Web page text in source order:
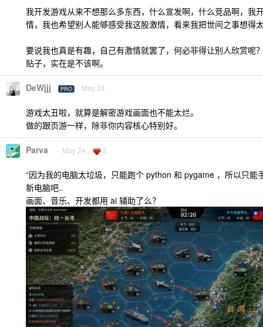
我开发游戏从来不想那么多东西，什么宣发啊，什么竞品啊，我
情，我也希望别人能够感受我这股激情，看来我把世间之事想得
要说我也真是有趣，自己有激情就罢了，何必非得让别人欣赏呢
贴子，实在是不该啊。
DeWjjj PRO May 24
游戏太丑啦，就算是解密游戏画面也不能太烂。
做的跟页游一样，除非你内容核心特别好。
Parva May 24 3
“因为我的电脑太垃圾，只能跑个 python 和 pygame ，所以只能
新电脑吧..
画面、音乐、开发都用 ai 辅助了么？